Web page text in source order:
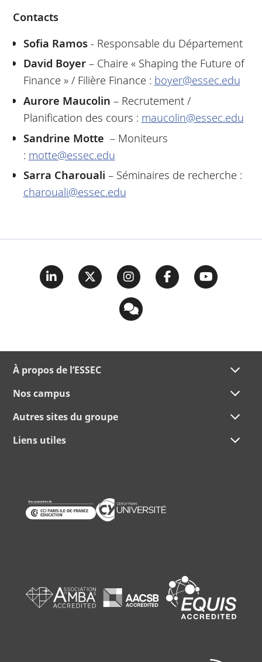
Contacts
Sofia Ramos- Responsable du Département
David Boyer– Chaire « Shaping the Future of
Finance » / Filière Finance : boyer@essec.edu
Aurore Maucolin – Recrutement /
Planification des cours : maucolin@essec.edu
Sandrine Motte – Moniteurs
: motte@essec.edu
Sarra Charouali – Séminaires de recherche :
charouali@essec.edu
À propos de l’ESSEC
Nos campus
Autres sites du groupe
Liens utiles